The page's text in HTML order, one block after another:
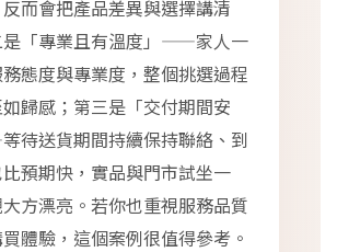
而會把產品差異與選擇講清
是「專業且有溫度」——家人一
態度與專業度，整個挑選過程
歸感；第三是「交付期間安
待送貨期間持續保持聯絡、到
預期快，實品與門市試坐一
方漂亮。若你也重視服務品質
體驗，這個案例很值得參考。